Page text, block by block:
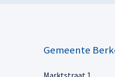
Gemeente
Marktstraat 1